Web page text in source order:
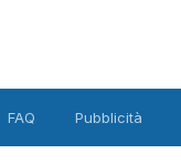
FAQ Pubblicità